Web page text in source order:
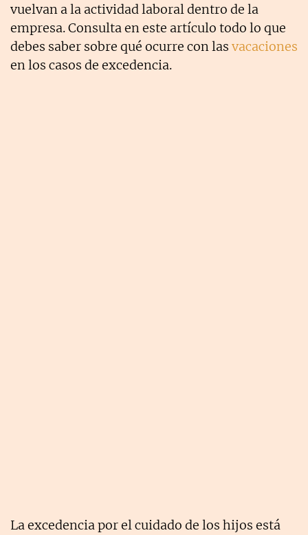
vuelvan a la actividad laboral dentro de la
empresa. Consulta en este artículo todo lo que
debes saber sobre qué ocurre con las vacaciones
en los casos de excedencia.
La excedencia por el cuidado de los hijos está